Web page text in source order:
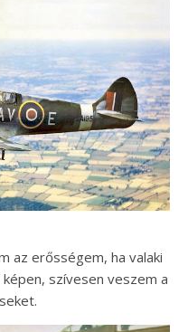
az erősségem, ha valaki
szívesen veszem a